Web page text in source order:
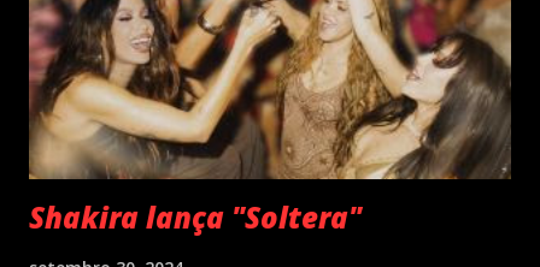
dia. A produção e realização são da Cult! Produções, RW7
Production& Entertainment e RC Produções. Roberto
Carlos começou o ano de 2025 se apresentando n...
Shakira lança "Soltera"